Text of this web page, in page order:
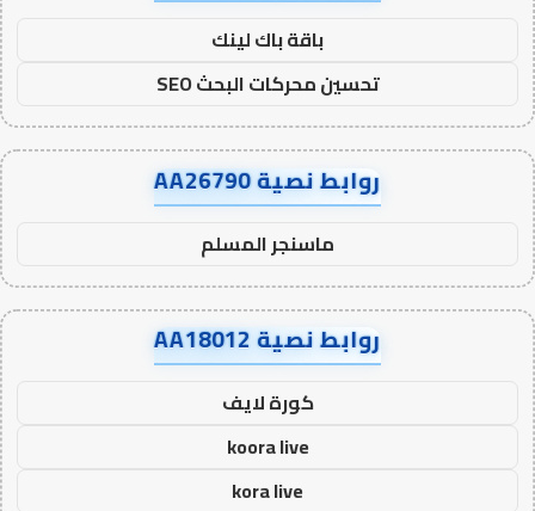
باقة باك لينك
تحسين محركات البحث SEO
روابط نصية AA26790
ماسنجر المسلم
روابط نصية AA18012
كورة لايف
koora live
kora live